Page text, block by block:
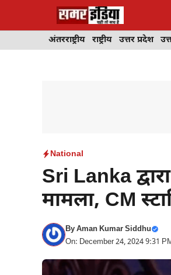
अंतरराष्ट्रीय राष्ट्रीय उत्तर प्रदेश
National
Sri Lanka
मामला, CM
ByAman Kumar Siddhu
On: December 24, 2024 9:31